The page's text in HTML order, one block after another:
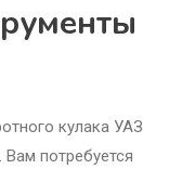
кулака УАЗ
Вам потребуется